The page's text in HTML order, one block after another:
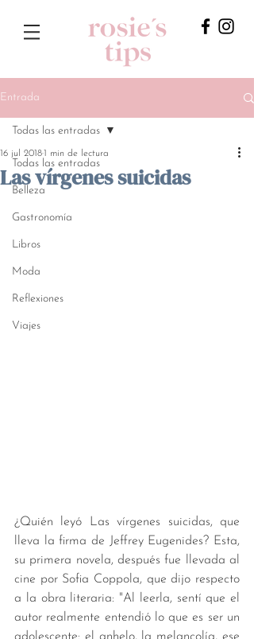
Entrada
Todas las entradas
Belleza
Gastronomía
Libros
Moda
Reflexiones
Viajes
Todas las entradas
Las vírgenes suicidas
16 jul 20181 min de lectura
¿Quién leyó Las vírgenes suicidas, que
lleva la firma de Jeffrey Eugenides? Esta,
su primera novela, después fue llevada al
cine por Sofia Coppola, que dijo respecto
a la obra literaria: "Al leerla, sentí que el
autor realmente entendió lo que es ser un
adolescente: el anhelo, la melancolía, ese